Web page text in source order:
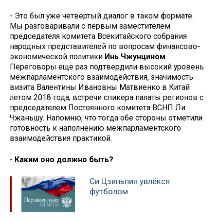
- Это был уже четвёртый диалог в таком формате.
Мы разговаривали с первым заместителем
председателя комитета Всекитайского собрания
народных представителей по вопросам финансово-
экономической политики Инь Чжунцином.
Переговоры ещё раз подтвердили высокий уровень
межпарламентского взаимодействия, значимость
визита Валентины Ивановны Матвиенко в Китай
летом 2018 года, встречи спикера палаты регионов с
председателем Постоянного комитета ВСНП Ли
Чжаньшу. Напомню, что тогда обе стороны отметили
готовность к наполнению межпарламентского
взаимодействия практикой.
- Каким оно должно быть?
Си Цзиньпин увлёкся
футболом